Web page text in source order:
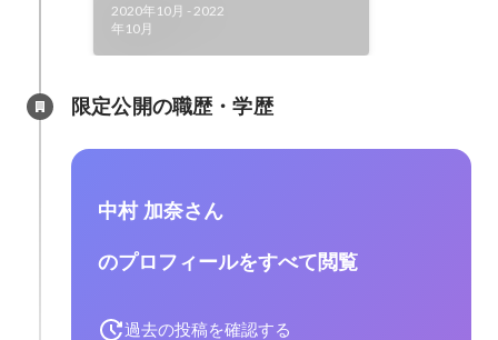
2020年10月 - 2022
年10月
限定公開の職歴・学歴
中村 加奈さん
のプロフィールをすべて閲覧
過去の投稿を確認する